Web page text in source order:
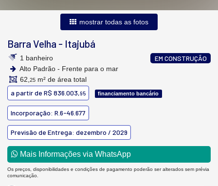
mostrar todas as fotos
Barra Velha - Itajubá
EM CONSTRUÇÃO
1 banheiro
Alto Padrão - Frente para o mar
62, 25 m² de área total
a partir de R$ 836.003,95 financiamento bancário
Incorporação: R.6-46.677
Previsão de Entrega: dezembro / 2029
Mais Informações via WhatsApp
Os preços, disponibilidades e condições de pagamento poderão ser alterados sem prévia
comunicação.